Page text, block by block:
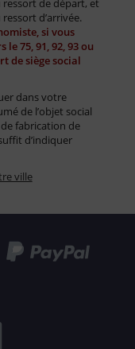
de départ, et
d’arrivée.
si vous
le 75, 91, 92, 93 ou
de siège social
dans votre
de l’objet social
fabrication de
d’indiquer
ville